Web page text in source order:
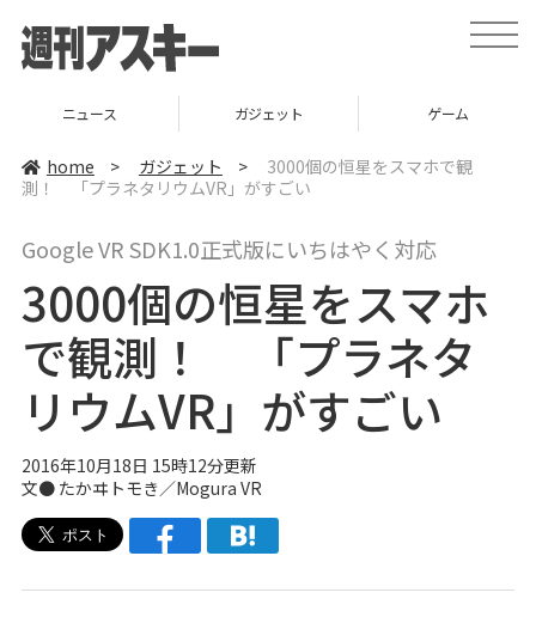
t
o
ニュース ガジェット ゲーム
home > ガジェット >
3000個の恒星をスマホで観
測！ 「プラネタリウムVR」がすごい
Google VR SDK1.0正式版にいちはやく対応
3000個の恒星をスマホ
で観測！ 「プラネタ
リウムVR」がすごい
2016年10月18日 15時12分更新
文● たかヰトモき／Mogura VR